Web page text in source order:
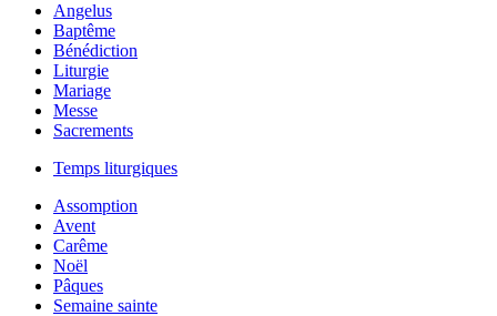
Angelus
Baptême
Bénédiction
Liturgie
Mariage
Messe
Sacrements
Temps liturgiques
Assomption
Avent
Carême
Noël
Pâques
Semaine sainte